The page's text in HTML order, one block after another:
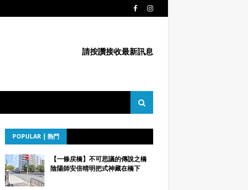
請按讚接收最新訊息
POPULAR | 熱門
【一條戻橋】不可思議的傳說之橋
陰陽師安倍晴明把式神藏在橋下